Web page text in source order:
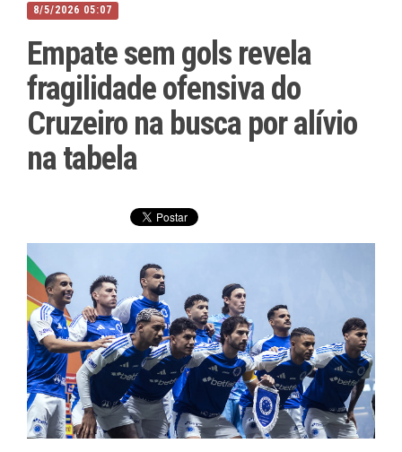
8/5/2026 05:07
Empate sem gols revela
fragilidade ofensiva do
Cruzeiro na busca por alívio
na tabela